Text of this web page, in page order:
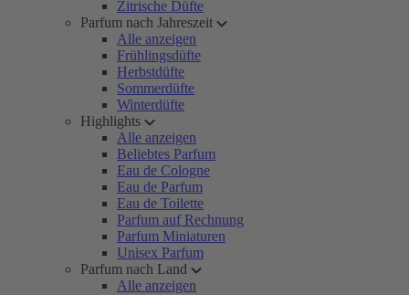
Zitrische Düfte
Parfum nach Jahreszeit
Alle anzeigen
Frühlingsdüfte
Herbstdüfte
Sommerdüfte
Winterdüfte
Highlights
Alle anzeigen
Beliebtes Parfum
Eau de Cologne
Eau de Parfum
Eau de Toilette
Parfum auf Rechnung
Parfum Miniaturen
Unisex Parfum
Parfum nach Land
Alle anzeigen